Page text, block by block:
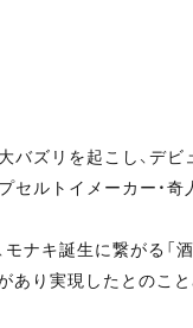
ズリを起こし、デビ
セルトイメーカー・
ナキ誕生に繋がる「
り実現したとのこと